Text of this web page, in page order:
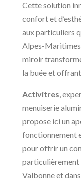
Cette solution
confort et
aux particuliers
Alpes-
miroir
la buée et
Activitres,
menuiserie
propose ici un
fonctionnement
pour offrir un
particulièrement
Valbonne et